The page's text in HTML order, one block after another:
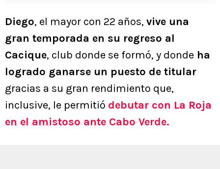
Diego, el mayor con 22 años, vive una
gran temporada en su regreso al
Cacique, club donde se formó, y donde ha
logrado ganarse un puesto de titular
gracias a su gran rendimiento que,
inclusive, le permitió debutar con La Roja
en el amistoso ante Cabo Verde.